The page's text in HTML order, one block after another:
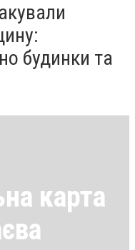
будинки та
карта